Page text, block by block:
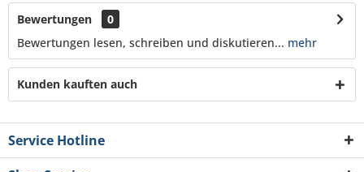
Bewertungen
0
Bewertungen lesen, schreiben und diskutieren... mehr
Kunden kauften auch
Service Hotline